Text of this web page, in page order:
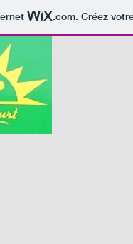
.com. Créez